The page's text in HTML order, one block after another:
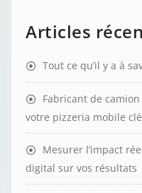
Articles
Tout ce qu’il y a à
Fabricant de
votre pizzeria mobile
Mesurer l’impact
digital sur vos résultats